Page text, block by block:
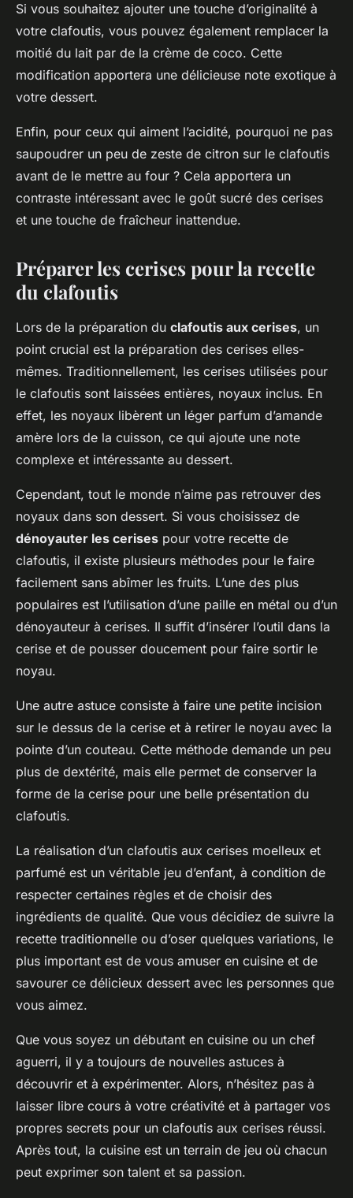
Si vous souhaitez ajouter une touche d’originalité à
votre clafoutis, vous pouvez également remplacer la
moitié du lait par de la crème de coco. Cette
modification apportera une délicieuse note exotique à
votre dessert.
Enfin, pour ceux qui aiment l’acidité, pourquoi ne pas
saupoudrer un peu de zeste de citron sur le clafoutis
avant de le mettre au four ? Cela apportera un
contraste intéressant avec le goût sucré des cerises
et une touche de fraîcheur inattendue.
Préparer les cerises pour la recette
du clafoutis
Lors de la préparation du clafoutis aux cerises, un
point crucial est la préparation des cerises elles-
mêmes. Traditionnellement, les cerises utilisées pour
le clafoutis sont laissées entières, noyaux inclus. En
effet, les noyaux libèrent un léger parfum d’amande
amère lors de la cuisson, ce qui ajoute une note
complexe et intéressante au dessert.
Cependant, tout le monde n’aime pas retrouver des
noyaux dans son dessert. Si vous choisissez de
dénoyauter les cerises pour votre recette de
clafoutis, il existe plusieurs méthodes pour le faire
facilement sans abîmer les fruits. L’une des plus
populaires est l’utilisation d’une paille en métal ou d’un
dénoyauteur à cerises. Il suffit d’insérer l’outil dans la
cerise et de pousser doucement pour faire sortir le
noyau.
Une autre astuce consiste à faire une petite incision
sur le dessus de la cerise et à retirer le noyau avec la
pointe d’un couteau. Cette méthode demande un peu
plus de dextérité, mais elle permet de conserver la
forme de la cerise pour une belle présentation du
clafoutis.
La réalisation d’un clafoutis aux cerises moelleux et
parfumé est un véritable jeu d’enfant, à condition de
respecter certaines règles et de choisir des
ingrédients de qualité. Que vous décidiez de suivre la
recette traditionnelle ou d’oser quelques variations, le
plus important est de vous amuser en cuisine et de
savourer ce délicieux dessert avec les personnes que
vous aimez.
Que vous soyez un débutant en cuisine ou un chef
aguerri, il y a toujours de nouvelles astuces à
découvrir et à expérimenter. Alors, n’hésitez pas à
laisser libre cours à votre créativité et à partager vos
propres secrets pour un clafoutis aux cerises réussi.
Après tout, la cuisine est un terrain de jeu où chacun
peut exprimer son talent et sa passion.